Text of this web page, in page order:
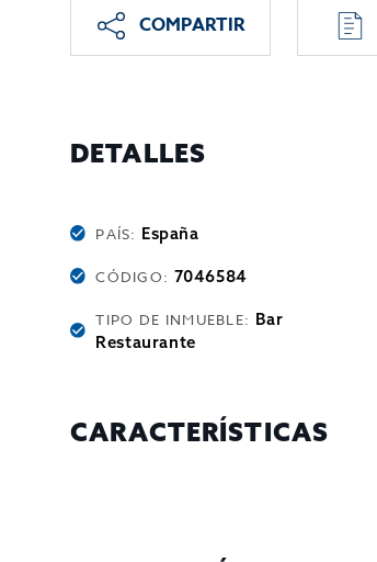
COMPARTIR
DETALLES
PAÍS: España
CÓDIGO: 7046584
TIPO DE INMUEBLE: Bar
Restaurante
CARACTERÍSTICAS